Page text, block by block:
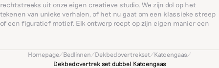
rechtstreeks uit onze eigen creatieve studio. We zijn dol op het
tekenen van unieke verhalen, of het nu gaat om een klassieke streep
of een figuratief motief. Elk ontwerp roept op zijn eigen manier een
Homepage/Bedlinnen/Dekbedovertrekset/Katoengaas/
Dekbedovertrek set dubbel Katoengaas